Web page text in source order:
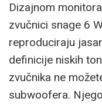
Dizajnom
zvučnici snage 6
reproduciraju
definicije niskih
zvučnika ne
subwoofera.